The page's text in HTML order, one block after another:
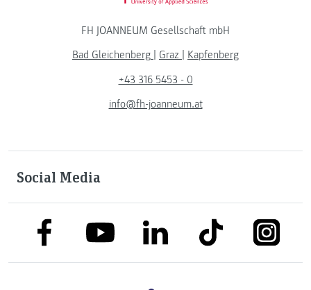
FH JOANNEUM Gesellschaft mbH
Bad Gleichenberg
Graz
Kapfenberg
+43 316 5453 - 0
info@fh-joanneum.at
Social Media
link to facebooklink to youtubelink to linkedinlink to tiktok